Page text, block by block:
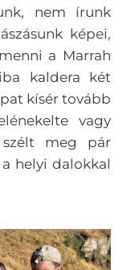
nem írunk
képei,
a Marrah
kaldera két
kísér tovább
vagy
szélt meg pár
helyi dalokkal